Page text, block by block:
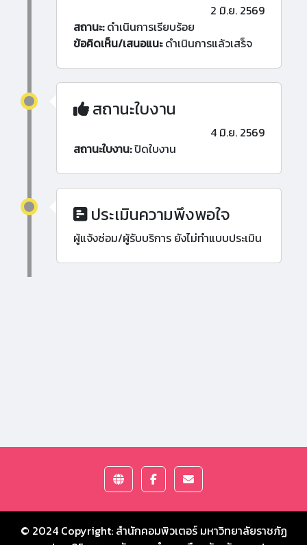
2 มิ.ย. 2569
สถานะ:ดำเนินการเรียบร้อย
ข้อคิดเห็น/เสนอแนะดำเนินการแล้วเสร็จ
สถานะใบงาน
4 มิ.ย. 2569
สถานะใบงาน:ปิดใบงาน
ประเมินความพึงพอใจ
ผู้แจ้งซ่อม/ผู้รับบริการ ยังไม่ทำแบบประเมิน
© 2024 Copyright: สำนักคอมพิวเตอร์ มหาวิทยาลัยราชภัฏ